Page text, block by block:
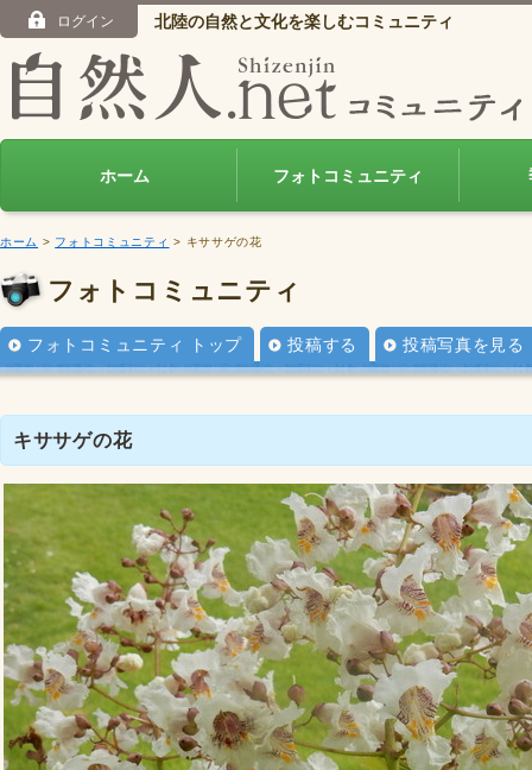
ログイン 北陸の自然と文化を楽しむコミュニティ
ホーム フォトコミュニティ
ホーム > フォトコミュニティ > キササゲの花
フォトコミュニティ
フォトコミュニティ トップ 投稿する 投稿写真を見る
キササゲの花